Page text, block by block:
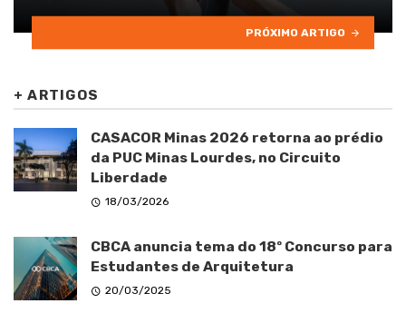
PRÓXIMO ARTIGO
+ARTIGOS
CASACOR Minas 2026 retorna ao prédio
da PUC Minas Lourdes, no Circuito
Liberdade
18/03/2026
CBCA anuncia tema do 18º Concurso para
Estudantes de Arquitetura
20/03/2025